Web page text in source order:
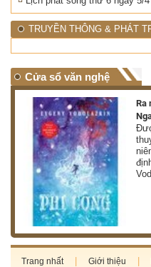
TRUYỀN THÔNG & PHÁT
Cửa sổ văn nghệ
Ra
Trang nhất Giới thiệu